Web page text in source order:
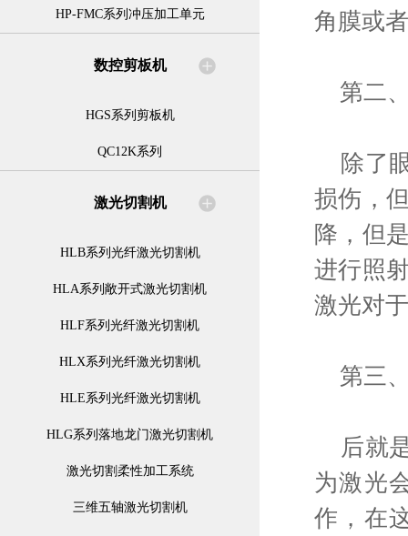
HP-FMC系列冲压加工单元
数控剪板机
HGS系列剪板机
QC12K系列
激光切割机
HLB系列光纤激光切割机
HLA系列敞开式激光切割机
HLF系列光纤激光切割机
HLX系列光纤激光切割机
HLE系列光纤激光切割机
HLG系列落地龙门激光切割机
激光切割柔性加工系统
三维五轴激光切割机
角膜或
第二
除了眼
损伤，
降，但
进行照
激光对
第三
后就是
为激光
作，在